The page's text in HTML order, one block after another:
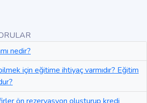
nedir?
için eğitime ihtiyaç varmıdır? Eğitim